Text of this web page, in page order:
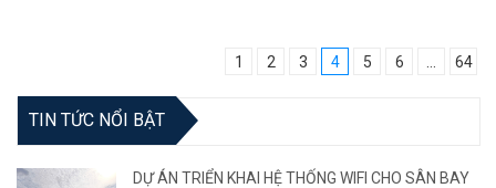
1 2 3 4 5 6 64
TIN TỨC NỔI BẬT
DỰ ÁN TRIỂN KHAI HỆ THỐNG WIFI CHO SÂN BAY